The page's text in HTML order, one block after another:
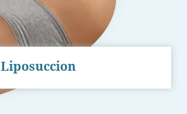
Liposuccion